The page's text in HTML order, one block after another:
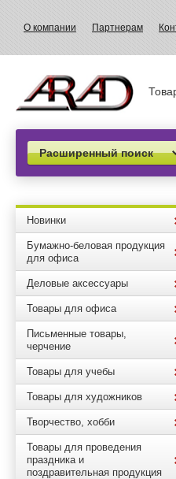
О компании Партнерам
Расширенный поиск
Новинки
Бумажно-беловая продукция
для офиса
Деловые аксессуары
Товары для офиса
Письменные товары,
черчение
Товары для учебы
Товары для художников
Творчество, хобби
Товары для проведения
праздника и
поздравительная продукция